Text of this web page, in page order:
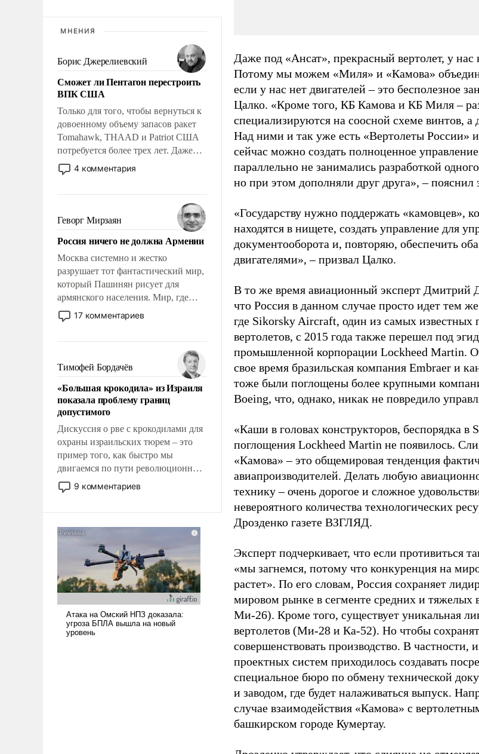
МНЕНИЯ
Борис Джерелиевский
Сможет ли Пентагон перестроить
ВПК США
Только для того, чтобы вернуться к
довоенному объему запасов ракет
Tomahawk, THAAD и Patriot США
потребуется более трех лет. Даже
небольшая война с Ираном
опустошила американские
уязвимости США, например, перед
Китаем.
4 комментария
Геворг Мирзаян
Россия ничего не должна Армении
Москва системно и жестко
разрушает тот фантастический мир,
который Пашинян рисует для
армянского населения. Мир, где
политические прожекты будут
безусловно оплачиваться за счет
где Еревану за свои поступки не
нужно отвечать.
17 комментариев
Тимофей Бордачёв
«Большая крокодила» из Израиля
показала проблему границ
допустимого
Дискуссия о рве с крокодилами для
охраны израильских тюрем – это
пример того, как быстро мы
двигаемся по пути революционных
изменений. То, что несколько лет
назад было образом для
9 комментариев
Даже под «Ансат», прекрасный вертолет, у нас
Потому мы можем «Миля» и «Камова»
если у нас нет двигателей – это бесполезное
Цалко. «Кроме того, КБ Камова и КБ Миля –
специализируются на соосной схеме винтов, а
Над ними и так уже есть «Вертолеты России»
сейчас можно создать полноценное
параллельно не занимались разработкой
но при этом дополняли друг друга», – пояснил
«Государству нужно поддержать «камовцев»,
находятся в нищете, создать управление для
документооборота и, повторяю, обеспечить
двигателями», – призвал Цалко.
В то же время авиационный эксперт Дмитрий
что Россия в данном случае просто идет тем
где Sikorsky Aircraft, один из самых известных
вертолетов, с 2015 года также перешел под
промышленной корпорации Lockheed Martin.
свое время бразильская компания Embraer и
тоже были поглощены более крупными
Boeing, что, однако, никак не повредило
«Каши в головах конструкторов, беспорядка в
поглощения Lockheed Martin не появилось.
«Камова» – это общемировая тенденция
авиапроизводителей. Делать любую
технику – очень дорогое и сложное
невероятного количества технологических
Дрозденко газете ВЗГЛЯД.
Эксперт подчеркивает, что если противиться
«мы загнемся, потому что конкуренция на
растет». По его словам, Россия сохраняет
мировом рынке в сегменте средних и тяжелых
Ми-26). Кроме того, существует уникальная
вертолетов (Ми-28 и Ка-52). Но чтобы
совершенствовать производство. В частности,
проектных систем приходилось создавать
специальное бюро по обмену технической
и заводом, где будет налаживаться выпуск.
случае взаимодействия «Камова» с
башкирском городе Кумертау.